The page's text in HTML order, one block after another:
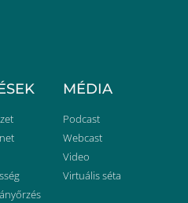
MÉDIA
Podcast
Webcast
Video
Virtuális séta